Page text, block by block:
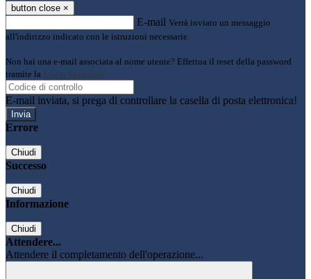
button close ×
E-mail Verrà inviato un messaggio
all'indirizzo indicato con le istruzioni necessarie.
Non hai una e-mail associata al nome utente? Effettua il reset della password
tramite la Login Spaggiari
E-mail inviata, si prega di controllare la casella di posta elettronica!
Errore
Chiudi
Successo
Chiudi
Informazione
Chiudi
Attendere...
Attendere il completamento dell'operazione...